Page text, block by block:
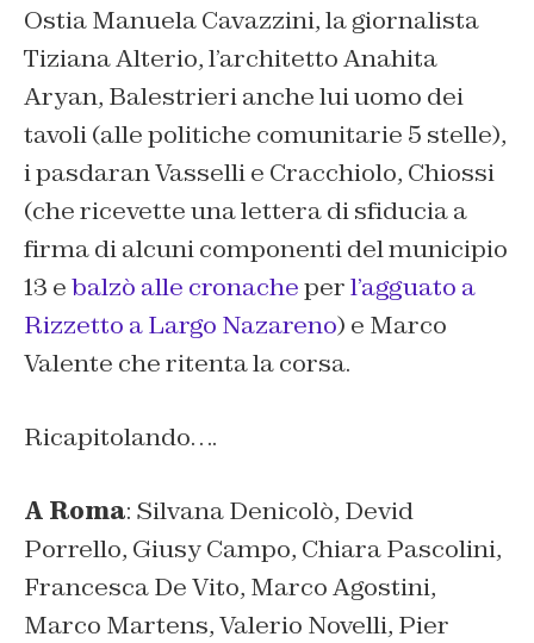
Ostia Manuela Cavazzini, la giornalista
Tiziana Alterio, l’architetto Anahita
Aryan, Balestrieri anche lui uomo dei
tavoli (alle politiche comunitarie 5 stelle),
i pasdaran Vasselli e Cracchiolo, Chiossi
(che ricevette una lettera di sfiducia a
firma di alcuni componenti del municipio
13 ebalzò alle cronacheperl’agguato a
Rizzetto a Largo Nazareno) e Marco
Valente che ritenta la corsa.
Ricapitolando….
A Roma: Silvana Denicolò, Devid
Porrello, Giusy Campo, Chiara Pascolini,
Francesca De Vito, Marco Agostini,
Marco Martens, Valerio Novelli, Pier